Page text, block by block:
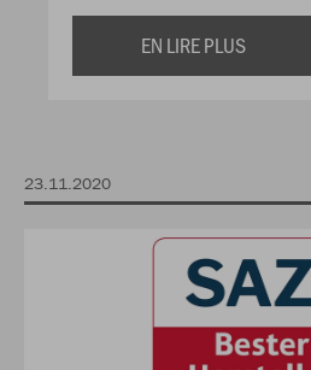
EN LIRE PLUS
23.11.2020